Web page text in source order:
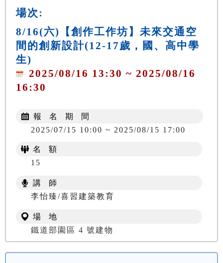
場次:
8/16(六)【創作工作坊】未來交通空
間的創新設計(12-17歲，國、高中學
生)
2025/08/16 13:30 ~ 2025/08/16
16:30
報 名 期 間
2025/07/15 10:00 ~ 2025/08/15 17:00
名 額
15
講 師
李怡臻/喜習建築教育
場 地
鐵道部園區 4 號建物